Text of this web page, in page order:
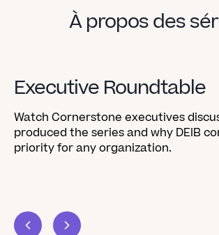
À propos des
Executive Roundtable
Watch Cornerstone executives
produced the series and why DEIB
priority for any organization.